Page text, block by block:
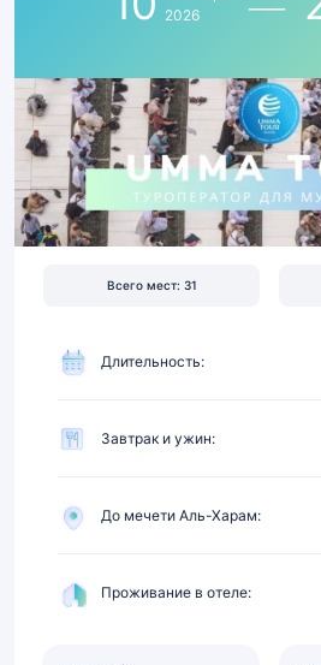
2026
Всего мест: 31
Длительность:
Завтрак и ужин:
До мечети Аль-Харам:
Проживание в отеле:
Перелёт,
отель
4★
в
900
м